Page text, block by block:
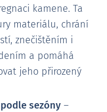
kamene. Ta
materiálu, chrání
znečištěním i
a pomáhá
jeho přirozený
sezóny –